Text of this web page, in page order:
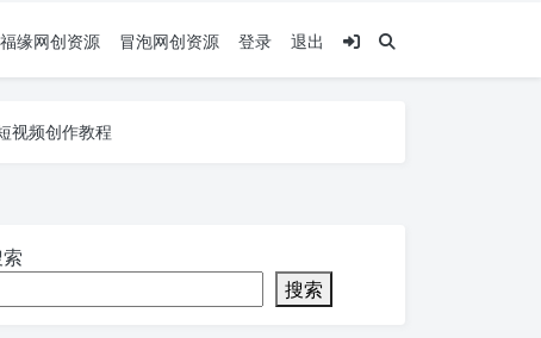
福缘网创资源 冒泡网创资源 登录 退出
视频创作教程
搜索